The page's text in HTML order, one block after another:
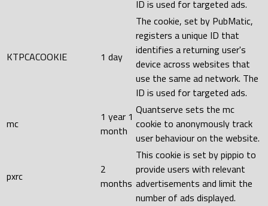
ID is used for targeted ads.
KTPCACOOKIE 1 day
The cookie, set by PubMatic,
registers a unique ID that
identifies a returning user's
device across websites that
use the same ad network. The
ID is used for targeted ads.
mc
1 year 1
month
Quantserve sets the mc
cookie to anonymously track
user behaviour on the website.
pxrc
2
months
This cookie is set by pippio to
provide users with relevant
advertisements and limit the
number of ads displayed.